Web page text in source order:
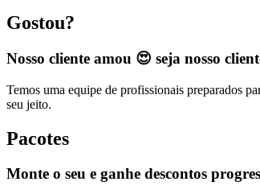
Gostou?
Nosso cliente amou 😍 seja nosso
Temos uma equipe de profissionais preparados
seu jeito.
Pacotes
Monte o seu e ganhe descontos